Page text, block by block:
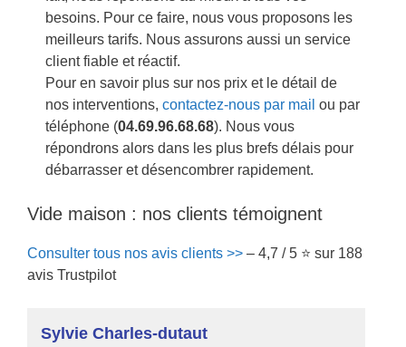
besoins. Pour ce faire, nous vous proposons les
meilleurs tarifs. Nous assurons aussi un service
client fiable et réactif.
Pour en savoir plus sur nos prix et le détail de
nos interventions, contactez-nous par mail ou par
téléphone (04.69.96.68.68). Nous vous
répondrons alors dans les plus brefs délais pour
débarrasser et désencombrer rapidement.
Vide maison : nos clients témoignent
Consulter tous nos avis clients >> – 4,7 / 5 ⭐ sur 188
avis Trustpilot
Sylvie Charles-dutaut